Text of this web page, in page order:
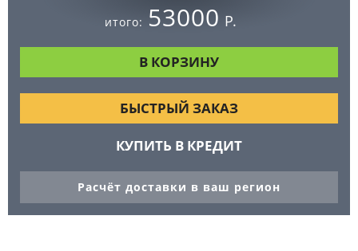
итого: 53000 Р.
БЫСТРЫЙ ЗАКАЗ
КУПИТЬ В КРЕДИТ
Расчёт доставки в ваш регион